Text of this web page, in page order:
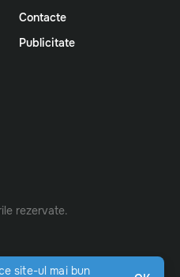
Contacte
Publicitate
rezervate.
site-ul mai bun